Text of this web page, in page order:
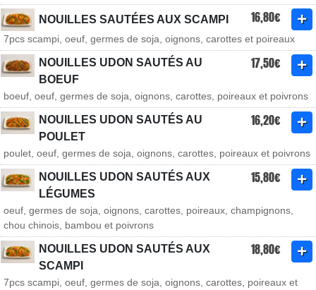
NOUILLES SAUTÉES AUX SCAMPI 16,80€
7pcs scampi, oeuf, germes de soja, oignons, carottes et poireaux
NOUILLES UDON SAUTÉS AU
BOEUF
17,50€
boeuf, oeuf, germes de soja, oignons, carottes, poireaux et poivrons
NOUILLES UDON SAUTÉS AU
POULET
16,20€
poulet, oeuf, germes de soja, oignons, carottes, poireaux et poivrons
NOUILLES UDON SAUTÉS AUX
LÉGUMES
15,80€
oeuf, germes de soja, oignons, carottes, poireaux, champignons,
chou chinois, bambou et poivrons
NOUILLES UDON SAUTÉS AUX
SCAMPI
18,80€
7pcs scampi, oeuf, germes de soja, oignons, carottes, poireaux et